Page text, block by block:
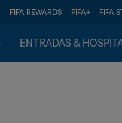
FIFA REWARDS FIFA+ FIFA
ENTRADAS &